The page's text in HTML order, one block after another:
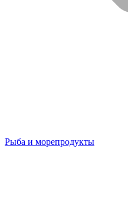
Рыба и морепродукты